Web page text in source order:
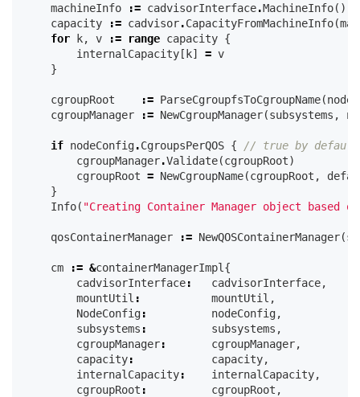
machineInfo := cadvisorInterface.MachineInfo()
capacity
:= cadvisor.CapacityFromMachineInfo(
for
k, v := range capacity {
internalCapacity [ k] = v
}
cgroupRoot := ParseCgroupfsToCgroupName(
cgroupManager
:= NewCgroupManager(subsystems ,
if nodeConfig.CgroupsPerQOS {
// true by default
cgroupManager.Validate(cgroupRoot)
cgroupRoot = NewCgroupName(cgroupRoot ,
}
Info( "Creating Container Manager object based
qosContainerManager := NewQOSContainerManager(
cm := &containerManagerImpl {
cadvisorInterface: cadvisorInterface,
mountUtil : mountUtil ,
NodeConfig: nodeConfig,
subsystems : subsystems ,
cgroupManager: cgroupManager,
capacity: capacity,
internalCapacity: internalCapacity,
cgroupRoot : cgroupRoot ,